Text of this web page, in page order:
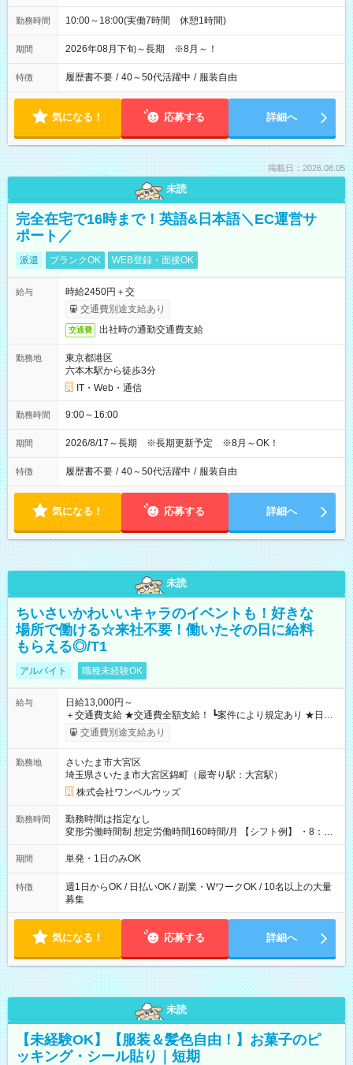
勤務時間 10:00～18:00(実働7時間 休憩1時間)
期間 2026年08月下旬～長期 ※8月～！
特徴 履歴書不要 / 40～50代活躍中 / 服装自由
気になる！ 応募する 詳細へ
掲載日：2026.08.05
未読
完全在宅で16時まで！英語&日本語＼EC運営サ
ポート／
派遣 ブランクOK WEB登録・面接OK
給与
時給2450円＋交
交通費別途支給あり
交通費 出社時の通勤交通費支給
勤務地
東京都港区
六本木駅から徒歩3分
IT・Web・通信
勤務時間 9:00～16:00
期間 2026/8/17～長期 ※長期更新予定 ※8月～OK！
特徴 履歴書不要 / 40～50代活躍中 / 服装自由
気になる！ 応募する 詳細へ
未読
ちいさいかわいいキャラのイベントも！好きな
場所で働ける☆来社不要！働いたその日に給料
もらえる◎/T1
アルバイト 職種未経験OK
給与
日給13,000円～
＋交通費支給 ★交通費全額支給！ ┗案件により規定あり ★日払
いOK！（規定あり） ┗働いたその日に現金GET♪ お仕事後はコ
ンビニATMから 日払い分を引き落とせます！ 【試用期間】試
交通費別途支給あり
勤務地
さいたま市大宮区
埼玉県さいたま市大宮区錦町（最寄り駅：大宮駅）
株式会社ワンベルウッズ
勤務時間
勤務時間は指定なし
変形労働時間制 想定労働時間160時間/月 【シフト例】 ・8：00
～21：00
期間 単発・1日のみOK
特徴
週1日からOK / 日払いOK / 副業・WワークOK / 10名以上の大量
募集
気になる！ 応募する 詳細へ
未読
【未経験OK】【服装＆髪色自由！】お菓子のピ
ッキング・シール貼り｜短期